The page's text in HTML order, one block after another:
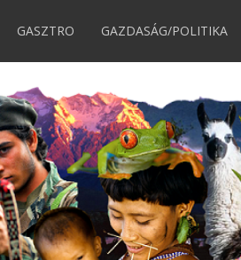
GASZTRO GAZDASÁG/POLITIKA